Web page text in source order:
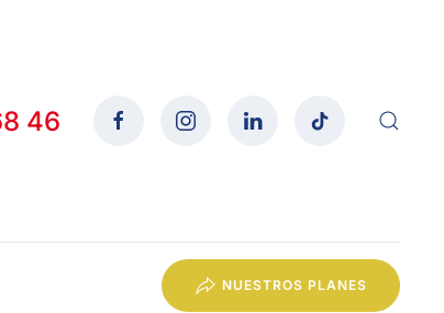
46
NUESTROS PLANES